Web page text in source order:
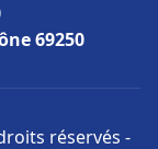
69250
réservés -